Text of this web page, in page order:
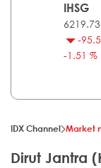
IHSG
6219.73
-
-1.51 %
IDX Channel Market
Dirut Jantra